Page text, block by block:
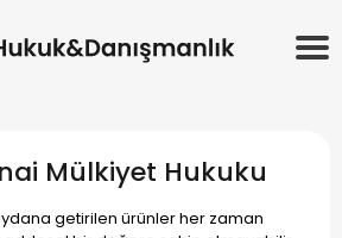
Mülkiyet Hukuku
getirilen ürünler her zaman